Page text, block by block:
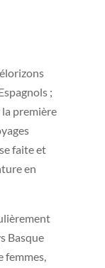
;
première
faite et
en
Basque
femmes,